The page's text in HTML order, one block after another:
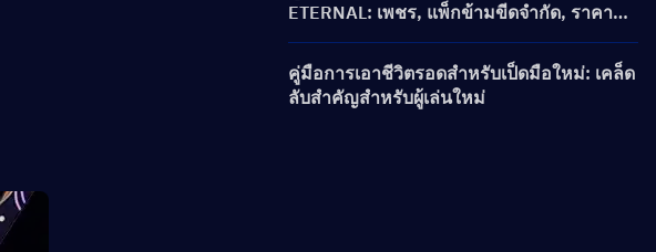
ETERNAL: เพชร, แพ็กข้ามขีดจำกัด, ราคา
และวิธีการเติมเงิน
คู่มือการเอาชีวิตรอดสำหรับเป็ดมือใหม่: เคล็ด
ลับสำคัญสำหรับผู้เล่นใหม่